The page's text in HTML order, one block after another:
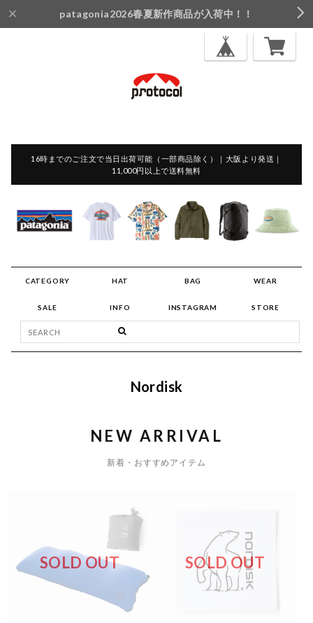
patagonia2026春夏新作商品が入荷中！！
16時までのご注文で当日出荷可能（一部商品除く）｜大阪より発送｜
11,000円以上で送料無料
CATEGORY HAT BAG WEAR
SALE INFO INSTAGRAM STORE
Nordisk
NEW ARRIVAL
新着・おすすめアイテム
SOLD OUT SOLD OUT